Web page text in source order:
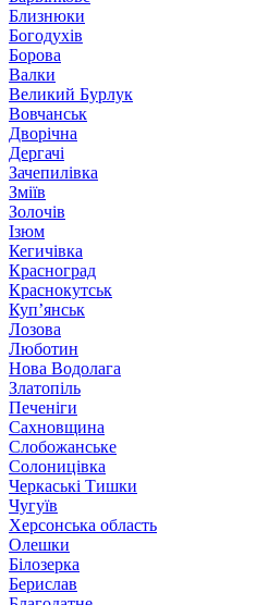
Близнюки
Богодухів
Борова
Валки
Великий Бурлук
Вовчанськ
Дворічна
Дергачі
Зачепилівка
Зміїв
Золочів
Ізюм
Кегичівка
Красноград
Краснокутськ
Куп’янськ
Лозова
Люботин
Нова Водолага
Златопіль
Печеніги
Сахновщина
Слобожанське
Солоницівка
Черкаські Тишки
Чугуїв
Херсонська область
Олешки
Білозерка
Берислав